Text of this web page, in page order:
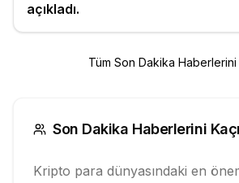
açıkladı.
Tüm Son Dakika Haberlerini
Son Dakika Haberlerini
Kripto para dünyasındaki en